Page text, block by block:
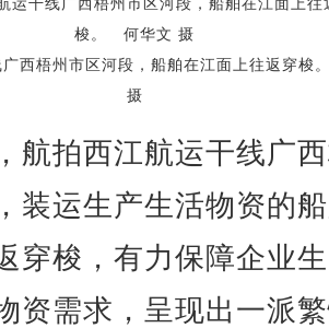
广西梧州市区河段，船舶在江面上往返穿
摄
拍西江航运干线广
装运生产生活物资的
穿梭，有力保障企业
资需求，呈现出一派